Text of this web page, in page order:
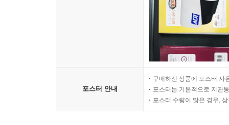
포스터 안내
구매하신 상품에 포스터 사
포스터는 기본적으로 지관
포스터 수량이 많은 경우,